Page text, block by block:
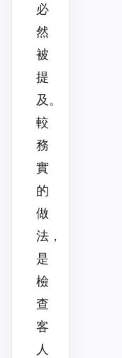
必
然
被
提
及。
較
務
實
的
做
法，
是
檢
查
客
人